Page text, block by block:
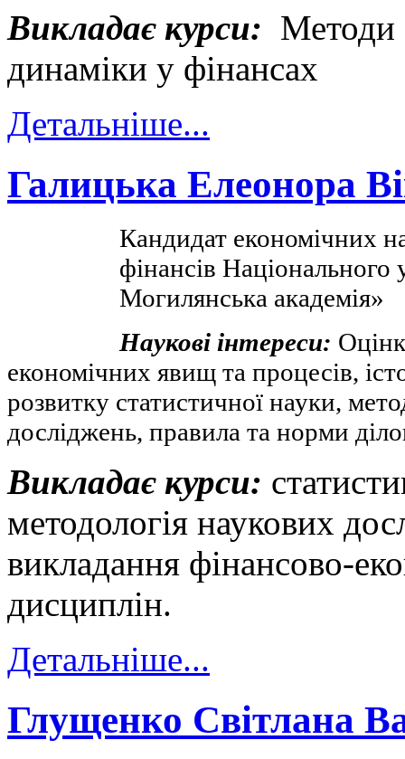
Викладає курси: Методи
динаміки у фінансах
Детальніше...
Галицька Елеонора
Кандидат економічних
фінансів Національного
Могилянська академія»
Наукові інтереси:
економічних явищ та процесів,
розвитку статистичної науки,
досліджень, правила та норми
Викладає курси:
методологія наукових
викладання фінансово-
дисциплін.
Детальніше...
Глущенко Світлана